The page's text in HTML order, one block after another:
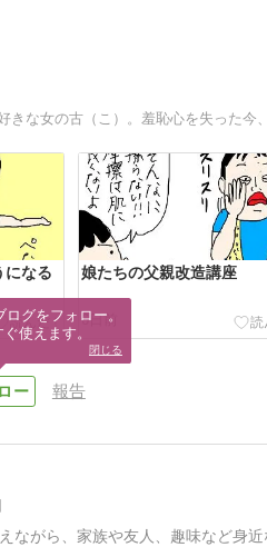
になる
娘たちの父親改造講座
6日前
報告
ながら、家族や友人、趣味など身
ログをフォロー。
使えます。
閉じる